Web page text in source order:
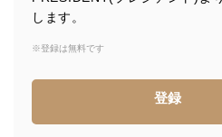
用目的を明確にし、本人の同
達成に必要な範囲内で適法か
得・利用・提供を行います。ま
供・開示は行いません。当社に
みを確実にするため、従業者
します。
※登録は無料です
登録